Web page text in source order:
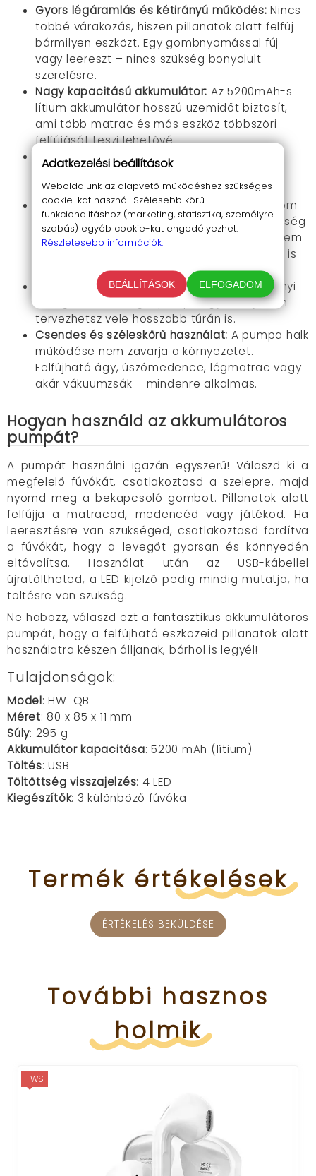
Gyors légáramlás és kétirányú működés: Nincs
többé várakozás, hiszen pillanatok alatt felfúj
bármilyen eszközt. Egy gombnyomással fúj
vagy leereszt – nincs szükség bonyolult
szerelésre.
Nagy kapacitású akkumulátor: Az 5200mAh-s
lítium akkumulátor hosszú üzemidőt biztosít,
ami több matrac és más eszköz többszöri
felfújását teszi lehetővé.
Kompakt design:Könnyű és helytakarékos –
utazáshoz, kempingezéshez.
Többféle fúvóka és USB-ről való töltés:
Három
különböző fúvóka és az USB-s töltési lehetőség
révén minden eszközödhöz alkalmazható. Nem
kell konnektorra kötni, a mobil áramforrások is
LED-es visszajelzés:Négy LED mutatja, mennyi
energiát tárol még a pumpa, így könnyedén
tervezhetsz vele hosszabb túrán is.
Csendes és széleskörű használat: A pumpa halk
működése nem zavarja a környezetet.
Felfújható ágy, úszómedence, légmatrac vagy
akár vákuumzsák – mindenre alkalmas.
Hogyan használd az akkumulátoros
pumpát?
A pumpát használni igazán egyszerű! Válaszd ki a
megfelelő fúvókát, csatlakoztasd a szelepre, majd
nyomd meg a bekapcsoló gombot. Pillanatok alatt
felfújja a matracod, medencéd vagy játékod. Ha
leeresztésre van szükséged, csatlakoztasd fordítva
a fúvókát, hogy a levegőt gyorsan és könnyedén
eltávolítsa. Használat után az USB-kábellel
újratöltheted, a LED kijelző pedig mindig mutatja, ha
töltésre van szükség.
Ne habozz, válaszd ezt a fantasztikus akkumulátoros
pumpát, hogy a felfújható eszközeid pillanatok alatt
használatra készen álljanak, bárhol is legyél!
Tulajdonságok:
Model: HW-QB
Méret: 80 x 85 x 11 mm
Súly: 295 g
Akkumulátor kapacitása: 5200 mAh (lítium)
Töltés: USB
Töltöttség visszajelzés: 4 LED
Kiegészítők: 3 különböző fúvóka
Termék értékelések
ÉRTÉKELÉS BEKÜLDÉSE
További hasznos
holmik
TWS
Adatkezelési beállítások
Weboldalunk az alapvető működéshez szükséges
cookie-kat használ. Szélesebb körű
funkcionalitáshoz (marketing, statisztika, személyre
szabás) egyéb cookie-kat engedélyezhet.
Részletesebb információk.
BEÁLLÍTÁSOK ELFOGADOM